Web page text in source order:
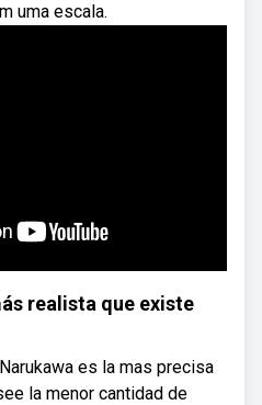
uma escala.
realista que existe
es la mas precisa
la menor cantidad de